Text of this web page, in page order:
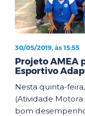
30/05/2019, às 15:55
Projeto AMEA
Esportivo
Nesta quinta-
(Atividade
bom